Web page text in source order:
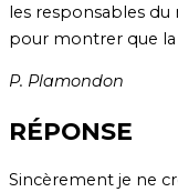
les responsables
pour montrer que la
P. Plamondon
RÉPONSE
Sincèrement je ne